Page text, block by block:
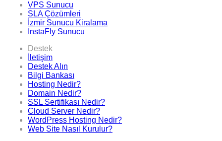
VPS Sunucu
SLA Çözümleri
İzmir Sunucu Kiralama
InstaFly Sunucu
Destek
İletişim
Destek Alın
Bilgi Bankası
Hosting Nedir?
Domain Nedir?
SSL Sertifikası Nedir?
Cloud Server Nedir?
WordPress Hosting Nedir?
Web Site Nasıl Kurulur?